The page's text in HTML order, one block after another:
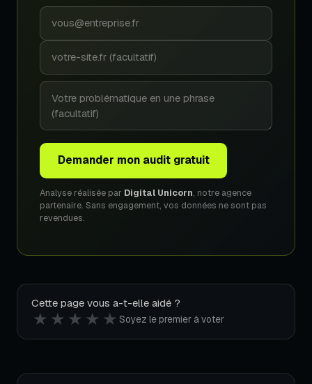
Demander mon audit gratuit
Analyse réalisée par Digital Unicorn, notre agence
partenaire. Sans engagement, vos données ne sont pas
revendues.
Cette page vous a-t-elle aidé ?
★ ★ ★ ★ ★ Soyez le premier à voter